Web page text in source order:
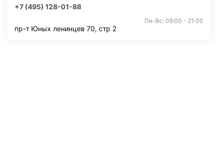
+7 (495) 128-01-88
Пн-Вс: 09:00 - 21:00
пр-т Юных ленинцев 70, стр 2